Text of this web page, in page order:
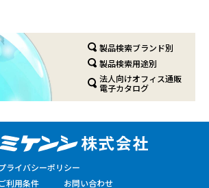
製品検索ブランド別
製品検索用途別
法人向けオフィス通販
電子カタログ
ライバシーポリシー
利用条件
お問い合わせ